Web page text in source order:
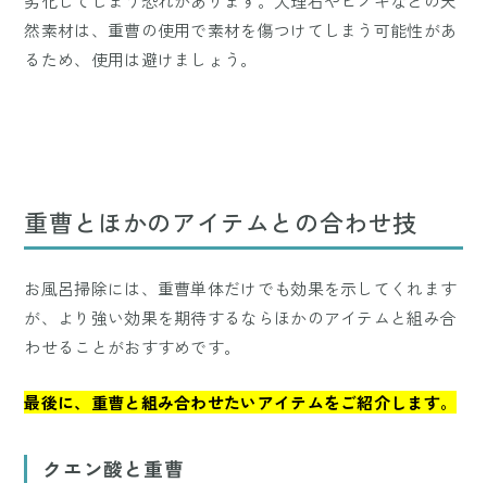
然素材は、重曹の使用で素材を傷つけてしまう可能性があ
るため、使用は避けましょう。
重曹とほかのアイテムとの合わせ技
お風呂掃除には、重曹単体だけでも効果を示してくれます
が、より強い効果を期待するならほかのアイテムと組み合
わせることがおすすめです。
最後に、重曹と組み合わせたいアイテムをご紹介します。
クエン酸と重曹